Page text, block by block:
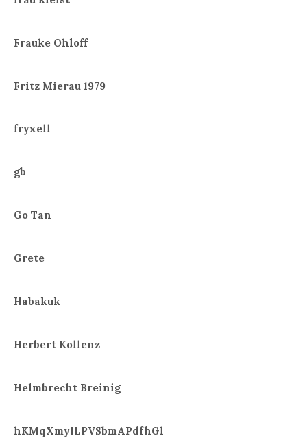
Frauke Ohloff
Fritz Mierau 1979
fryxell
gb
Go Tan
Grete
Habakuk
Herbert Kollenz
Helmbrecht Breinig
hKMqXmyILPVSbmAPdfhGl